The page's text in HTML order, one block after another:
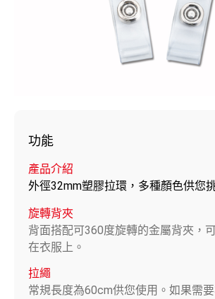
功能
產品介紹
外徑32mm塑膠拉環，多種顏色供您
旋轉背夾
背面搭配可360度旋轉的金屬背夾，
在衣服上。
拉繩
常規長度為60cm供您使用。如果需要